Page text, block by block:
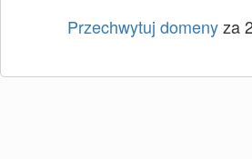
Przechwytuj domenyza